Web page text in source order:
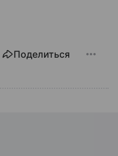
Поделиться